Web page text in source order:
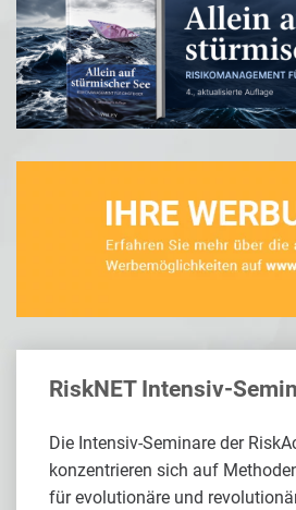
RiskNET Intensiv-
Die Intensiv-Seminare der
konzentrieren sich auf
für evolutionäre und